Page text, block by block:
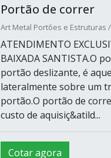
Portão de correr
Art Metal Portões e Estruturas /
ATENDIMENTO
BAIXADA SANTISTA.O
portão deslizante, é
lateralmente sobre um
portão.O portão de
custo de aquisiç&atild...
Cotar agora